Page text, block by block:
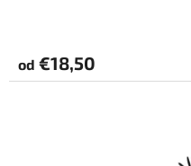
je
5,0
od €18,50